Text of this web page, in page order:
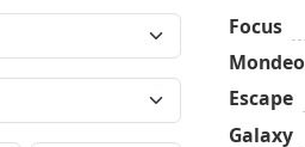
Focus
Mondeo
Escape
Galaxy